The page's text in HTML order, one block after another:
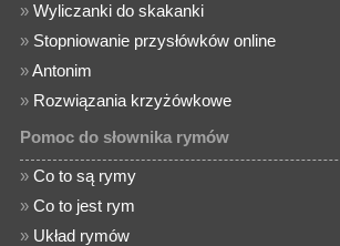
»Wyliczanki do skakanki
» Stopniowanie przysłówków online
»Antonim
» Rozwiązania krzyżówkowe
Pomoc do słownika rymów
»Co to są rymy
»Co to jest rym
» Układ rymów